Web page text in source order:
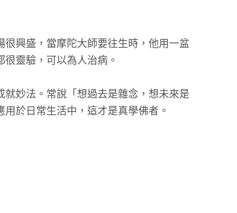
興盛，當摩陀大師要往生時，他用一盆
靈驗，可以為人治病。
妙法。常說「想過去是雜念，想未來是
於日常生活中，這才是真學佛者。